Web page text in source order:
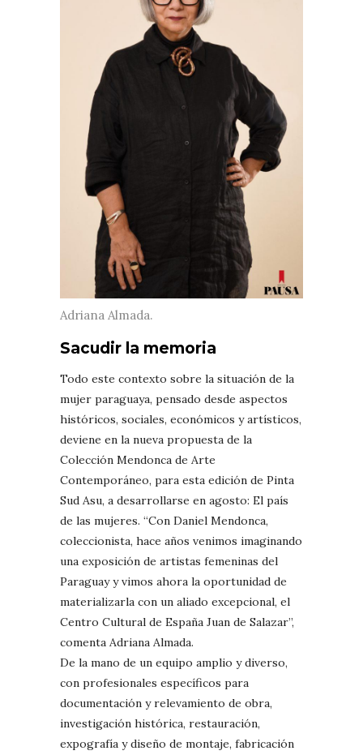
Adriana Almada.
Sacudir la memoria
Todo este contexto sobre la situación de la
mujer paraguaya, pensado desde aspectos
históricos, sociales, económicos y artísticos,
deviene en la nueva propuesta de la
Colección Mendonca de Arte
Contemporáneo, para esta edición de Pinta
Sud Asu, a desarrollarse en agosto: El país
de las mujeres. “Con Daniel Mendonca,
coleccionista, hace años venimos imaginando
una exposición de artistas femeninas del
Paraguay y vimos ahora la oportunidad de
materializarla con un aliado excepcional, el
Centro Cultural de España Juan de Salazar”,
comenta Adriana Almada.
De la mano de un equipo amplio y diverso,
con profesionales específicos para
documentación y relevamiento de obra,
investigación histórica, restauración,
expografía y diseño de montaje, fabricación